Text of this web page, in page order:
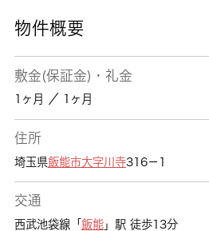
物件概要
敷金(保証金)・礼金
1ヶ月 ／ 1ヶ月
住所
埼玉県飯能市大字川寺316－1
交通
西武池袋線「 飯能」駅 徒歩13分